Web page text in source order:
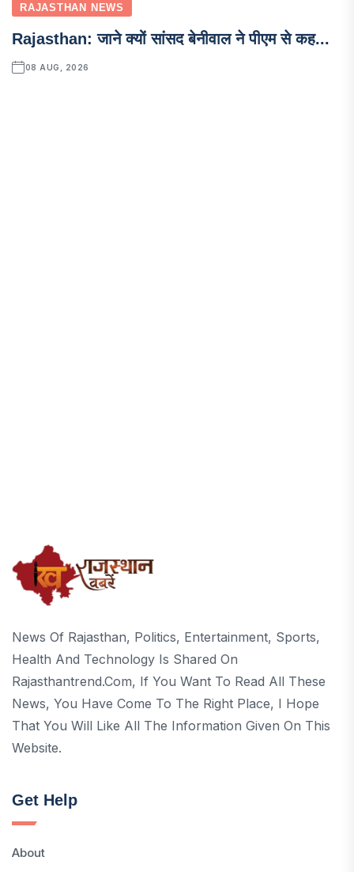
RAJASTHAN NEWS
Rajasthan: जाने क्यों सांसद बेनीवाल ने पीएम से कह...
08 AUG, 2026
News Of Rajasthan, Politics, Entertainment, Sports,
Health And Technology Is Shared On
Rajasthantrend.com, If You Want To Read All These
News, You Have Come To The Right Place, I Hope
That You Will Like All The Information Given On This
Website.
Get Help
About